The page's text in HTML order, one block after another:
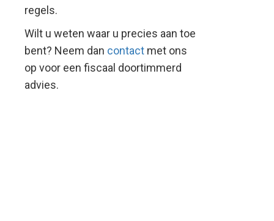
regels.
Wilt u weten waar u precies aan toe
bent? Neem dan contact met ons
op voor een fiscaal doortimmerd
advies.